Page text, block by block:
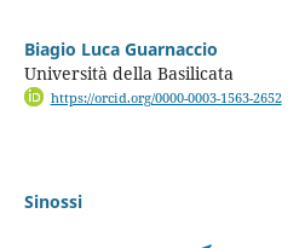
Biagio Luca Guarnaccio
Università della Basilicata
https://orcid.org/0000-0003-1563-2652
Sinossi